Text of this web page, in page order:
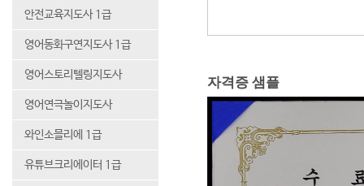
안전교육지도사 1급
영어동화구연지도사 1급
영어스토리텔링지도사
영어연극놀이지도사
와인소믈리에 1급
유튜브크리에이터 1급
자격증 샘플